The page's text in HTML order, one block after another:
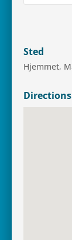
Sted
Hjem­met,
Directions